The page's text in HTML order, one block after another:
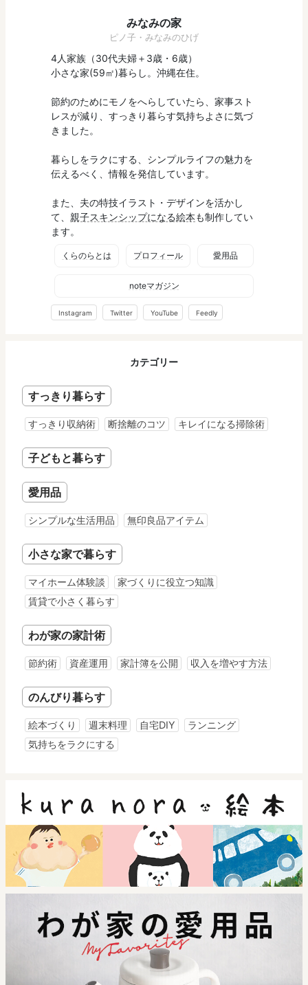
みなみの家
ピノ子・みなみのひげ
4人家族（30代夫婦＋3歳・6歳）
小さな家(59㎡)暮らし。沖縄在住。
節約のためにモノをへらしていたら、家事スト
レスが減り、すっきり暮らす気持ちよさに気づ
きました。
暮らしをラクにする、シンプルライフの魅力を
伝えるべく、情報を発信しています。
また、夫の特技イラスト・デザインを活かし
て、 親子スキンシップになる絵本も制作してい
ます。
くらのらとは プロフィール 愛用品
noteマガジン
Instagram Twitter YouTube Feedly
カテゴリー
すっきり暮らす
すっきり収納術 断捨離のコツ キレイになる掃除術
子どもと暮らす
愛用品
シンプルな生活用品 無印良品アイテム
小さな家で暮らす
マイホーム体験談
家づくりに役立つ知識
賃貸で小さく暮らす
わが家の家計術
節約術 資産運用 家計簿を公開 収入を増やす方法
のんびり暮らす
絵本づくり 週末料理 自宅DIY
ランニング
気持ちをラクにする